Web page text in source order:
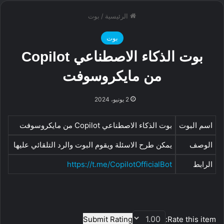
الرئيسية / بوت
بوت
بوت الذكاء الاصطناعي Copilot
من مايكروسوفت
2 يونيو، 2024
اسم البوت بوت الذكاء الاصطناعي Copilot من مايكروسوفت
الوصف يمكن طرح الاسئلة ويقوم البوت والرد التلقائي عليها
الرابط https://t.me/CopilotOfficialBot
Rate this item:
Submit Rating